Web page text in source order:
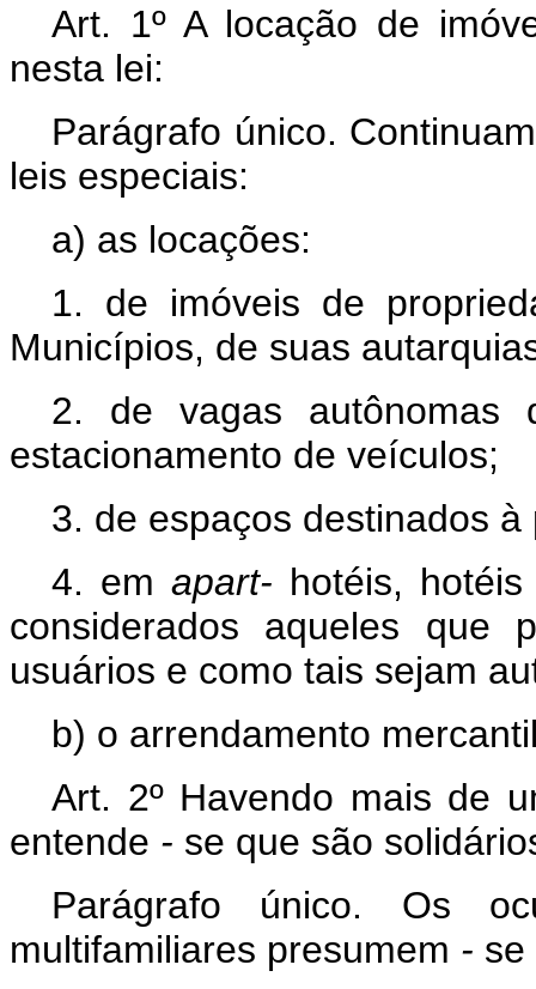
Art. 1º A locação de
nesta lei:
Parágrafo único.
leis especiais:
a) as locações:
1. de imóveis de
Municípios, de suas
2. de vagas autônomas
estacionamento de veículos;
3. de espaços destinados à
4. em apart- hotéis,
considerados aqueles que
usuários e como tais sejam
b) o arrendamento
Art. 2º Havendo mais de
entende - se que são
Parágrafo único. Os
multifamiliares presumem - se